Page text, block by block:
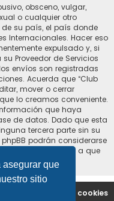
asegurar que
sitio
obsceno, vulgar,
o cualquier otro
su país, el país donde
Internacionales. Hacer eso
expulsado y, si
Proveedor de Servicios
envíos son registradas
Acuerda que “Club
mover o cerrar
lo creamos conveniente.
que haya
de datos. Dado que esta
tercera parte sin su
phpBB podrán considerarse
que conlleve a que
Borrar cookies